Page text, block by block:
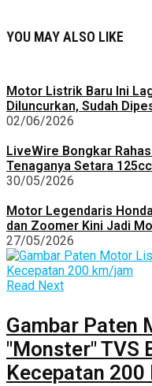
YOU MAY ALSO LIKE
Motor Listrik Baru Ini
Diluncurkan, Sudah
02/06/2026
LiveWire Bongkar
Tenaganya Setara
30/05/2026
Motor Legendaris
dan Zoomer Kini Jadi
27/05/2026
Read Next
Gambar Paten
"Monster" TVS
Kecepatan 200